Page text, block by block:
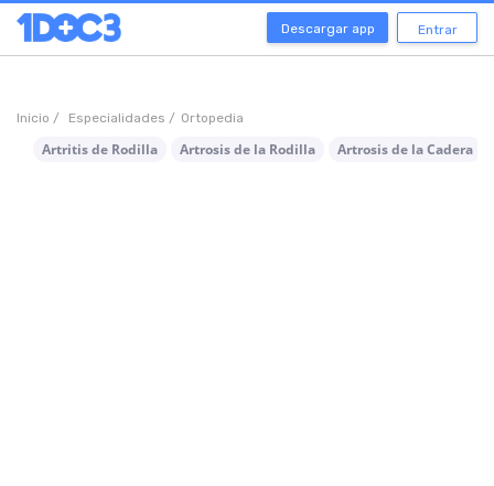
Descargar app Entrar
Inicio / Especialidades / Ortopedia
Artritis de Rodilla Artrosis de la Rodilla Artrosis de la Cadera